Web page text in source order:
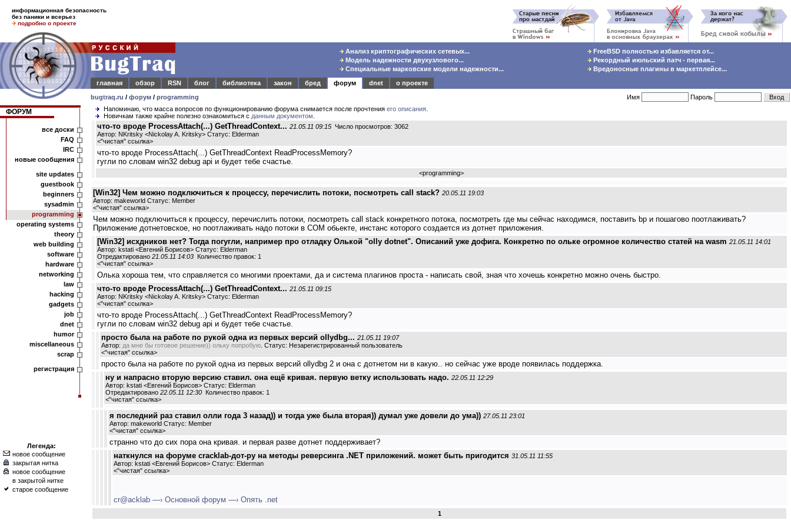
информационная безопасность
без паники и всерьез
подробно о проекте
Анализ криптографических сетевых...
Модель надежности двухузлового...
Специальные марковские модели надежности...
FreeBSD полностью избавляется от...
Рекордный июльский патч - первая...
Вредоносные плагины в маркетплейсе...
главная
обзор RSN блог библиотека закон бред форум dnet
о проекте
bugtraq.ru / форум / programming Имя Пароль
ФОРУМ
все доски
FAQ
IRC
новые сообщения
site updates
guestbook
beginners
sysadmin
programming
operating systems
theory
web building
software
hardware
networking
law
hacking
gadgets
job
dnet
humor
miscellaneous
scrap
регистрация
Легенда:
новое сообщение
закрытая нитка
новое сообщение
в закрытой нитке
старое сообщение
Напоминаю, что масса вопросов по функционированию форума снимается после прочтения его описания
Новичкам также крайне полезно ознакомиться с данным документом
что-то вроде ProcessAttach(...) GetThreadContext... 21.05.11 09:15 Число просмотров: 3062
Автор: NKritsky <Nickolay A. Kritsky> Статус: Elderman
<"чистая" ссылка>
что-то вроде ProcessAttach(...) GetThreadContext ReadProcessMemory?
гугли по словам win32 debug api и будет тебе счастье.
<programming>
[Win32] Чем можно подключиться к процессу, перечислить потоки, посмотреть call stack? 20.05.11 19:03
Автор: makeworld Статус: Member
<"чистая" ссылка>
Чем можно подключиться к процессу, перечислить потоки, посмотреть call stack конкретного потока, посмотреть где мы сейчас находимся, поставить bp и пошагово поотлаживать?
Приложение дотнетовское, но поотлаживать надо потоки в COM обьекте, инстанс которого создается из дотнет приложения.
[Win32] исхдников нет? Тогда погугли, например про отладку Олькой "olly dotnet". Описаний уже дофига. Конкретно по ольке огромное количество статей на wasm 21.05.11 14:01
Автор: kstati <Евгений Борисов> Статус: Elderman
Отредактировано 21.05.11 14:03 Количество правок: 1
<"чистая" ссылка>
Олька хороша тем, что справляется со многими проектами, да и система плагинов проста - написать свой, зная что хочешь конкретно можно очень быстро.
что-то вроде ProcessAttach(...) GetThreadContext... 21.05.11 09:15
Автор: NKritsky <Nickolay A. Kritsky> Статус: Elderman
<"чистая" ссылка>
что-то вроде ProcessAttach(...) GetThreadContext ReadProcessMemory?
гугли по словам win32 debug api и будет тебе счастье.
просто была на работе по рукой одна из первых версий ollydbg... 21.05.11 19:07
Автор: да мне бы готовое решение)) ольку попробую . Статус: Незарегистрированный пользователь
<"чистая" ссылка>
просто была на работе по рукой одна из первых версий ollydbg 2 и она с дотнетом ни в какую.. но сейчас уже вроде появилась поддержка.
ну и напрасно вторую версию ставил. она ещё кривая. первую ветку использовать надо. 22.05.11 12:29
Автор: kstati <Евгений Борисов> Статус: Elderman
Отредактировано 22.05.11 12:30 Количество правок: 1
<"чистая" ссылка>
я последний раз ставил олли года 3 назад)) и тогда уже была вторая)) думал уже довели до ума)) 27.05.11 23:01
Автор: makeworld Статус: Member
<"чистая" ссылка>
странно что до сих пора она кривая. и первая разве дотнет поддерживает?
наткнулся на форуме cracklab-дот-ру на методы реверсинга .NET приложений. может быть пригодится 31.05.11 11:55
Автор: kstati <Евгений Борисов> Статус: Elderman
<"чистая" ссылка>
cr@acklab —› Основной форум —› Опять .net
1